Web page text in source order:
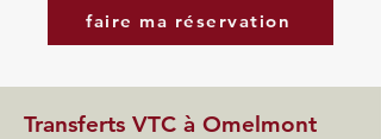
faire ma réservation
Transferts VTC à Omelmont